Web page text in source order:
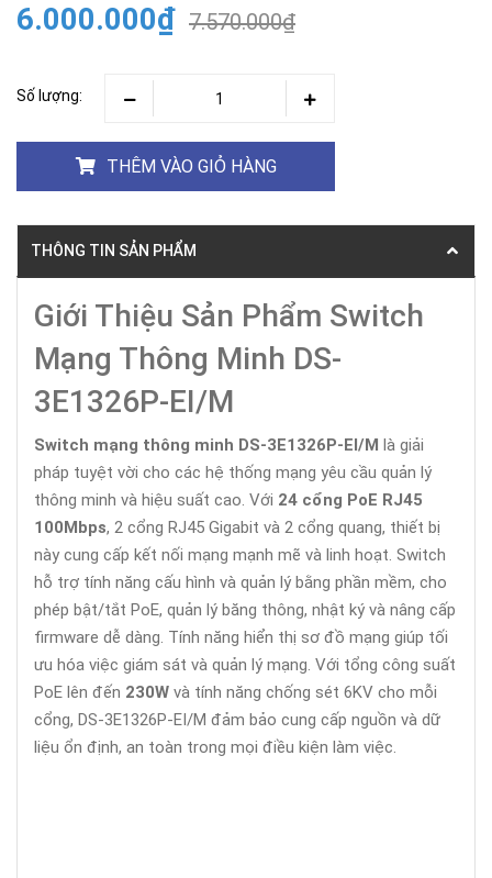
6.000.000₫ 7.570.000₫
Số lượng:
THÊM VÀO GIỎ HÀNG
THÔNG TIN SẢN PHẨM
Giới Thiệu Sản Phẩm Switch
Mạng Thông Minh DS-
3E1326P-EI/M
Switch mạng thông minh DS-3E1326P-EI/M là giải
pháp tuyệt vời cho các hệ thống mạng yêu cầu quản lý
thông minh và hiệu suất cao. Với 24 cổng PoE RJ45
100Mbps, 2 cổng RJ45 Gigabit và 2 cổng quang, thiết bị
này cung cấp kết nối mạng mạnh mẽ và linh hoạt. Switch
hỗ trợ tính năng cấu hình và quản lý bằng phần mềm, cho
phép bật/tắt PoE, quản lý băng thông, nhật ký và nâng cấp
firmware dễ dàng. Tính năng hiển thị sơ đồ mạng giúp tối
ưu hóa việc giám sát và quản lý mạng. Với tổng công suất
PoE lên đến 230W và tính năng chống sét 6KV cho mỗi
cổng, DS-3E1326P-EI/M đảm bảo cung cấp nguồn và dữ
liệu ổn định, an toàn trong mọi điều kiện làm việc.